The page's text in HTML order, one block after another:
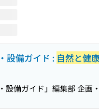
設備ガイド : 自然と健
設備ガイド」編集部 企画